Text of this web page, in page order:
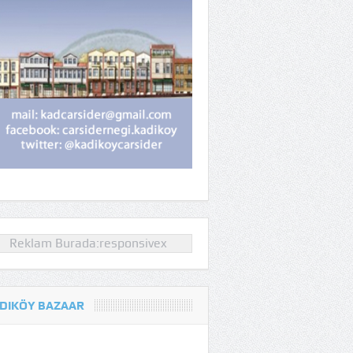
Reklam Burada:responsivex
BAZAAR